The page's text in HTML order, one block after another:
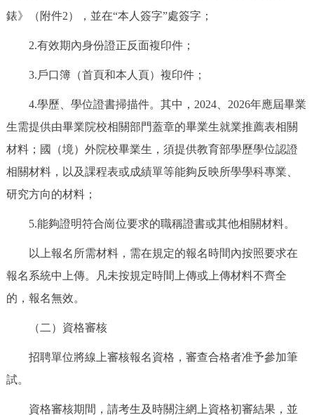
錶》（附件2），並在“本人簽字”處簽字；
2.有效期內身份證正反面複印件；
3.戶口簿（首頁和本人頁）複印件；
4.學歷、學位證書掃描件。其中，2024、2026年應屆畢業
生需提供由畢業院校相關部門蓋章的畢業生就業推薦表相關
材料；國（境）外院校畢業生，須提供教育部學歷學位認證
相關材料，以及課程表或成績單等能夠反映所學學科專業、
研究方向的材料；
5.能夠證明符合崗位要求的職稱證書或其他相關材料。
以上報名所需材料，需在規定的報名時間內按照要求在
報名系統中上傳。凡未按規定時間上傳或上傳材料不齊全
的，報名無效。
（二）資格審核
招聘單位將線上審核報名資格，審查合格者准予參加筆
試。
資格審核期間，請考生及時關注網上資格初審結果，並